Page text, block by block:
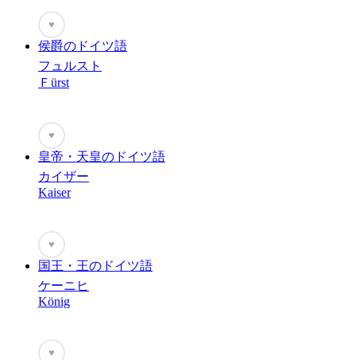
♥
侯爵のドイツ語
フュルスト
Ｆürst
♥
皇帝・天皇のドイツ語
カイザー
Kaiser
♥
国王・王のドイツ語
ケーニヒ
König
♥